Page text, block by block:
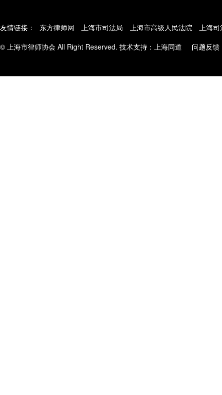
友情链接： 东方律师网 上海市司法局 上海市高级人民法院
上海
© 上海市律师协会 All Right Reserved. 技术支持： 上海同道 问题反馈